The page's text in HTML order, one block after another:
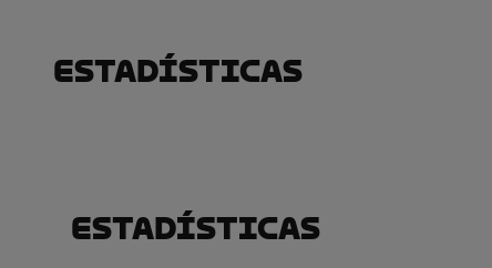
Estadísticas
Estadísticas